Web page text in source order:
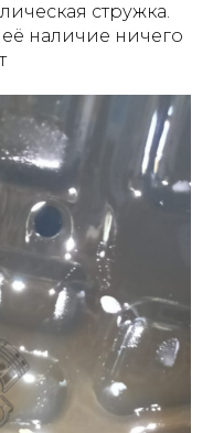
стружка.
наличие ничего